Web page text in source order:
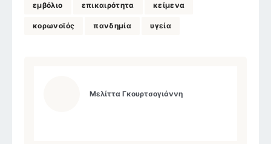
εμβόλιο επικαιρότητα κείμενα
κορωνοϊός πανδημία υγεία
Μελίττα Γκουρτσογιάννη